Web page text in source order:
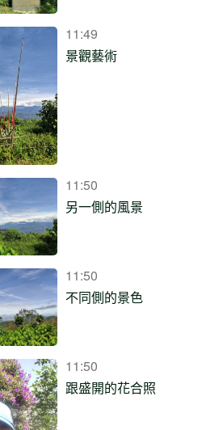
11:49
景觀藝術
11:50
另一側的風景
11:50
不同側的景色
11:50
跟盛開的花合照